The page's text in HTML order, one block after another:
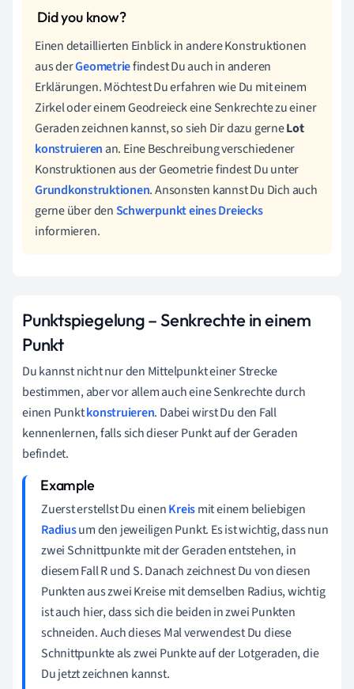
Einen detaillierten Einblick in andere Konstruktionen
aus derGeometriefindest Du auch in anderen
Erklärungen. Möchtest Du erfahren wie Du mit einem
Zirkel oder einem Geodreieck eine Senkrechte zu einer
Geraden zeichnen kannst, so sieh Dir dazu gerneLot
konstruieren an. Eine Beschreibung verschiedener
Konstruktionen aus der Geometrie findest Du unter
Grundkonstruktionen. Ansonsten kannst Du Dich auch
gerne über denSchwerpunkt eines Dreiecks
informieren.
Punktspiegelung – Senkrechte in einem
Punkt
Du kannst nicht nur den Mittelpunkt einer Strecke
bestimmen, aber vor allem auch eine Senkrechte durch
einen Punktkonstruieren. Dabei wirst Du den Fall
kennenlernen, falls sich dieser Punkt auf der Geraden
befindet.
Zuerst erstellst Du einenKreismit einem beliebigen
Radiusum den jeweiligen Punkt. Es ist wichtig, dass nun
zwei Schnittpunkte mit der Geraden entstehen, in
diesem Fall R und S. Danach zeichnest Du von diesen
Punkten auszwei Kreisemit demselben Radius, wichtig
ist auch hier, dass sich die beiden in zwei Punkten
schneiden. Auch dieses Mal verwendest Du diese
Schnittpunkte als zwei Punkte auf derLotgeraden, die
Du jetzt zeichnen kannst.